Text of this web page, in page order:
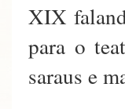
XIX
para o
saraus e